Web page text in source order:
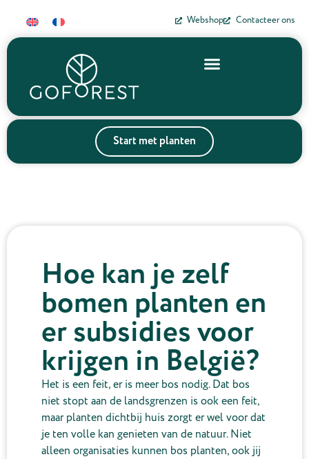
Webshop Contacteer ons
Start met planten
Hoe kan je zelf
bomen planten en
er subsidies voor
krijgen in België?
Het is een feit, er is meer bos nodig. Dat bos
niet stopt aan de landsgrenzen is ook een feit,
maar planten dichtbij huis zorgt er wel voor dat
je ten volle kan genieten van de natuur. Niet
alleen organisaties kunnen bos planten, ook jij